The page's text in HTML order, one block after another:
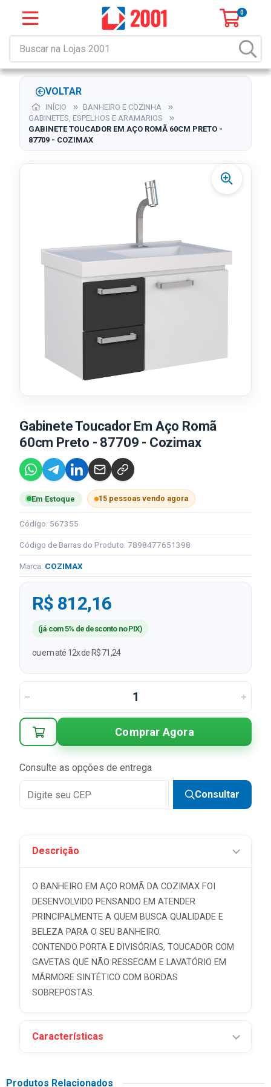
0
VOLTAR
INÍCIO
BANHEIRO E COZINHA
GABINETES, ESPELHOS E ARAMARIOS
GABINETE TOUCADOR EM AÇO ROMÃ 60CM PRETO -
87709 - COZIMAX
Gabinete Toucador Em Aço Romã
60cm Preto - 87709 - Cozimax
Em Estoque 15 pessoas vendo agora
Código: 567355
Código de Barras do Produto: 7898477651398
Marca: COZIMAX
R$ 812,16
(já com 5% de desconto no PIX)
ou em até 12x de R$ 71,24
Comprar Agora
Consulte as opções de entrega
Consultar
Descrição
O BANHEIRO EM AÇO ROMÃ DA COZIMAX FOI
DESENVOLVIDO PENSANDO EM ATENDER
PRINCIPALMENTE A QUEM BUSCA QUALIDADE E
BELEZA PARA O SEU BANHEIRO.
CONTENDO PORTA E DIVISÓRIAS, TOUCADOR COM
GAVETAS QUE NÃO RESSECAM E LAVATÓRIO EM
MÁRMORE SINTÉTICO COM BORDAS
SOBREPOSTAS.
Características
Produtos Relacionados